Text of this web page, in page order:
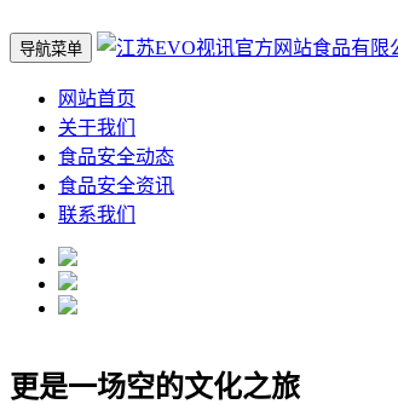
导航菜单
网站首页
关于我们
食品安全动态
食品安全资讯
联系我们
更是一场空的文化之旅